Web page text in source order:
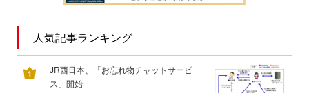
人気記事ランキング
JR西日本、「お忘れ物チャットサービ
ス」開始